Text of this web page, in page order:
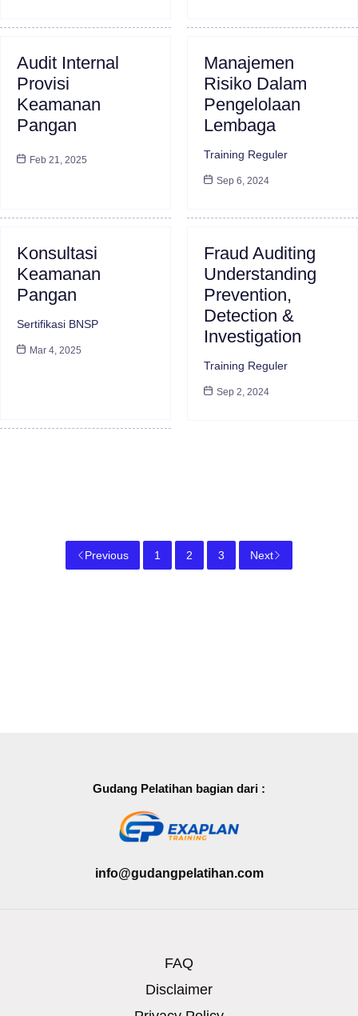
Audit Internal
Provisi
Keamanan
Pangan
Feb 21, 2025
Manajemen
Risiko Dalam
Pengelolaan
Lembaga
Training Reguler
Sep 6, 2024
Konsultasi
Keamanan
Pangan
Sertifikasi BNSP
Mar 4, 2025
Fraud Auditing
Understanding
Prevention,
Detection &
Investigation
Training Reguler
Sep 2, 2024
Previous 1 2 3 Next
Gudang Pelatihan bagian dari :
info@gudangpelatihan.com
FAQ
Disclaimer